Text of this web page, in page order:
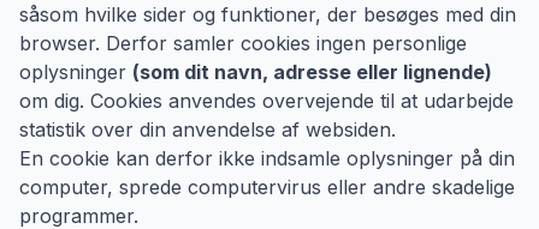
såsom hvilke sider og funktioner, der besøges med din
browser. Derfor samler cookies ingen personlige
oplysninger (som dit navn, adresse eller lignende)
om dig. Cookies anvendes overvejende til at udarbejde
statistik over din anvendelse af websiden.
En cookie kan derfor ikke indsamle oplysninger på din
computer, sprede computervirus eller andre skadelige
programmer.